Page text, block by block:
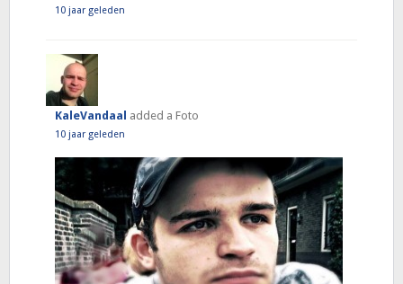
10 jaar geleden
KaleVandaal added a Foto
10 jaar geleden